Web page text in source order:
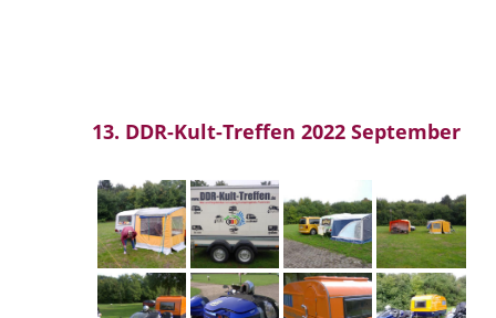
13. DDR-Kult-Treffen 2022 September